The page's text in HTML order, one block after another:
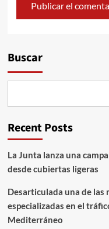
Buscar
Recent Posts
La Junta lanza una
desde cubiertas ligeras
Desarticulada una de
especializadas en el
Mediterráneo